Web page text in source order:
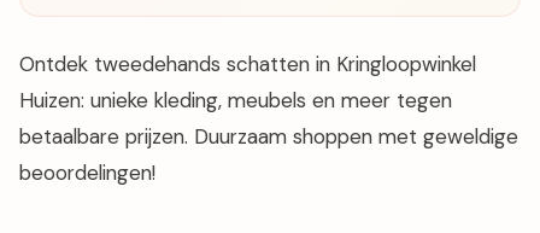
Ontdek tweedehands schatten in Kringloopwinkel
Huizen: unieke kleding, meubels en meer tegen
betaalbare prijzen. Duurzaam shoppen met geweldige
beoordelingen!